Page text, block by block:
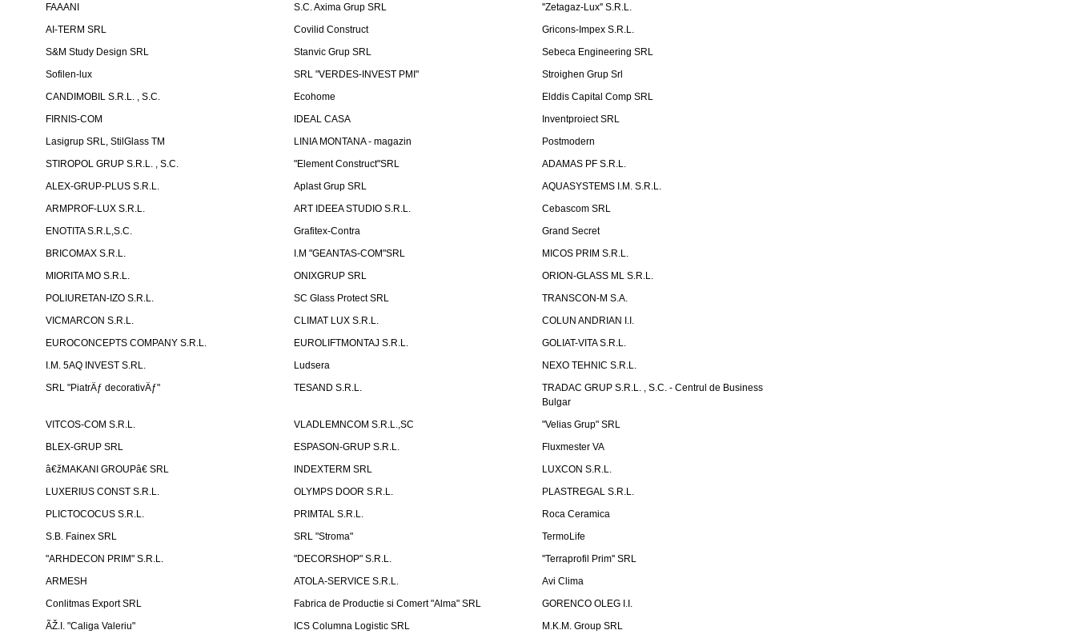
FAAANI
S.C. Axima Grup SRL
''Zetagaz-Lux'' S.R.L.
AI-TERM SRL
Covilid Construct
Gricons-Impex S.R.L.
S&M Study Design SRL
Stanvic Grup SRL
Sebeca Engineering SRL
Sofilen-lux
SRL "VERDES-INVEST PMI"
Stroighen Grup Srl
CANDIMOBIL S.R.L. , S.C.
Ecohome
Elddis Capital Comp SRL
FIRNIS-COM
IDEAL CASA
Inventproiect SRL
Lasigrup SRL, StilGlass TM
LINIA MONTANA - magazin
Postmodern
STIROPOL GRUP S.R.L. , S.C.
"Element Construct"SRL
ADAMAS PF S.R.L.
ALEX-GRUP-PLUS S.R.L.
Aplast Grup SRL
AQUASYSTEMS I.M. S.R.L.
ARMPROF-LUX S.R.L.
ART IDEEA STUDIO S.R.L.
Cebascom SRL
ENOTITA S.R.L,S.C.
Grafitex-Contra
Grand Secret
BRICOMAX S.R.L.
I.M "GEANTAS-COM"SRL
MICOS PRIM S.R.L.
MIORITA MO S.R.L.
ONIXGRUP SRL
ORION-GLASS ML S.R.L.
POLIURETAN-IZO S.R.L.
SC Glass Protect SRL
TRANSCON-M S.A.
VICMARCON S.R.L.
CLIMAT LUX S.R.L.
COLUN ANDRIAN I.I.
EUROCONCEPTS COMPANY S.R.L.
EUROLIFTMONTAJ S.R.L.
GOLIAT-VITA S.R.L.
I.M. 5AQ INVEST S.RL.
Ludsera
NEXO TEHNIC S.R.L.
SRL "PiatrÄƒ decorativÄƒ"
TESAND S.R.L.
TRADAC GRUP S.R.L. , S.C. - Centrul de Business
Bulgar
VITCOS-COM S.R.L.
VLADLEMNCOM S.R.L.,SC
"Velias Grup" SRL
BLEX-GRUP SRL
ESPASON-GRUP S.R.L.
Fluxmester VA
â€žMAKANI GROUPâ€ SRL
INDEXTERM SRL
LUXCON S.R.L.
LUXERIUS CONST S.R.L.
OLYMPS DOOR S.R.L.
PLASTREGAL S.R.L.
PLICTOCOCUS S.R.L.
PRIMTAL S.R.L.
Roca Ceramica
S.B. Fainex SRL
SRL "Stroma"
TermoLife
"ARHDECON PRIM" S.R.L.
"DECORSHOP" S.R.L.
''Terraprofil Prim'' SRL
ARMESH
ATOLA-SERVICE S.R.L.
Avi Clima
Conlitmas Export SRL
Fabrica de Productie si Comert "Alma" SRL
GORENCO OLEG I.I.
ÃŽ.I. "Caliga Valeriu"
ICS Columna Logistic SRL
M.K.M. Group SRL